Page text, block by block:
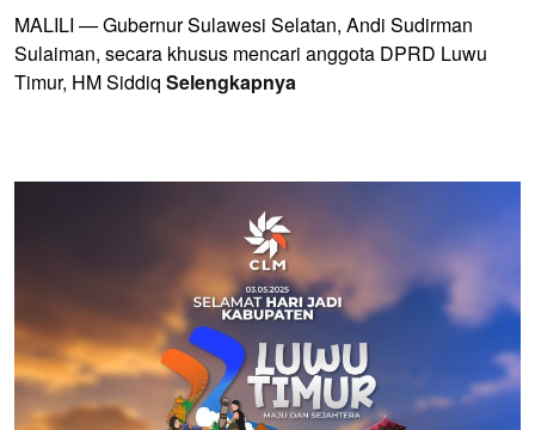
MALILI — Gubernur Sulawesi Selatan, Andi Sudirman
Sulaiman, secara khusus mencari anggota DPRD Luwu
Timur, HM Siddiq Selengkapnya